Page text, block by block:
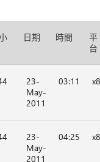
日期 時間
平
台
23-
May-
2011
03:11
23-
May-
2011
04:25